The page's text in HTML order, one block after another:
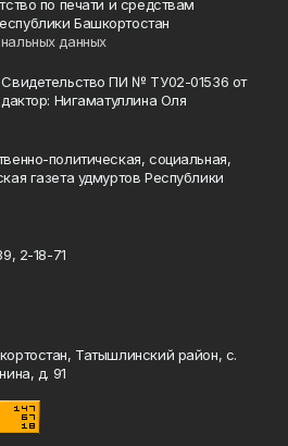
по печати и средствам
Башкортостан
данных
ПИ № ТУ02-01536 от
Нигаматуллина Оля
политическая, социальная,
газета удмуртов Республики
2-18-71
Татышлинский район, с.
д. 91